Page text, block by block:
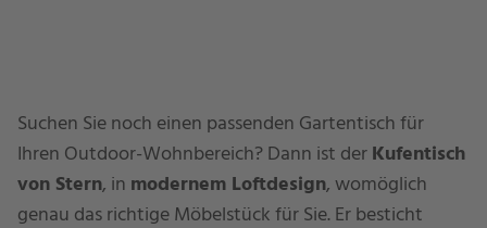
Suchen Sie noch einen passenden Gartentisch für
Ihren Outdoor-Wohnbereich? Dann ist derKufentisch
von Stern, in modernem Loftdesign, womöglich
genau das richtige Möbelstück für Sie. Er besticht